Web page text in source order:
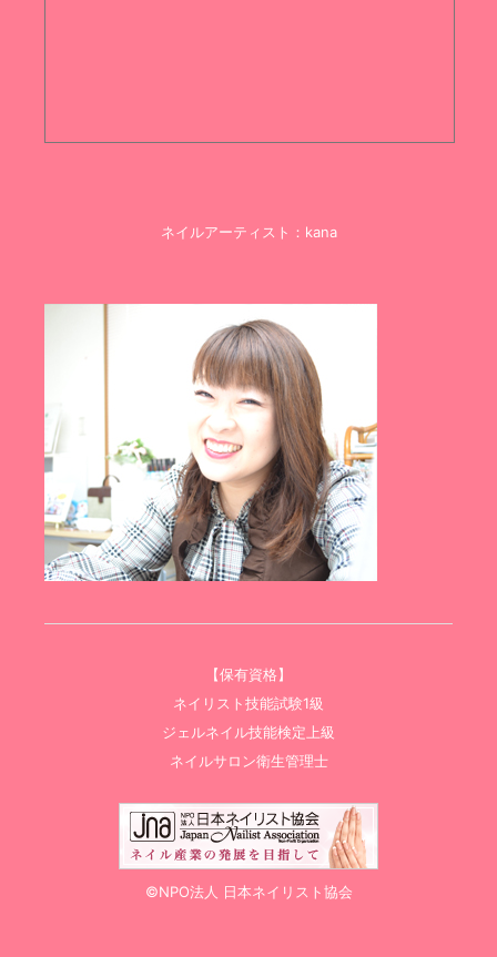
ネイルアーティスト：kana
【保有資格】
ネイリスト技能試験1級
ジェルネイル技能検定上級
ネイルサロン衛生管理士
©NPO法人 日本ネイリスト協会